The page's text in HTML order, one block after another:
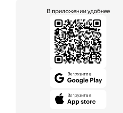
В приложении удобнее